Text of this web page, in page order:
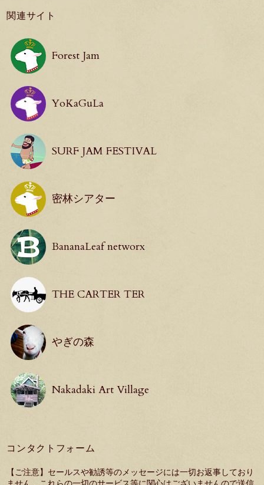
関連サイト
Forest Jam
YoKaGuLa
SURF JAM FESTIVAL
密林シアター
BananaLeaf networx
THE CARTER TER
やぎの森
Nakadaki Art Village
コンタクトフォーム
【ご注意】セールスや勧誘等のメッセージには一切お返事しており